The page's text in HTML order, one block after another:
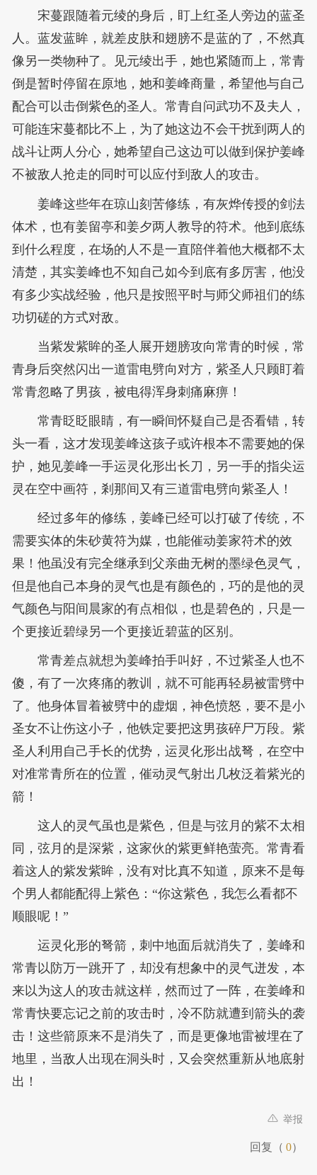
宋蔓跟随着元绫的身后，盯上红圣人旁边的蓝圣
人。蓝发蓝眸，就差皮肤和翅膀不是蓝的了，不然真
像另一类物种了。见元绫出手，她也紧随而上，常青
倒是暂时停留在原地，她和姜峰商量，希望他与自己
配合可以击倒紫色的圣人。常青自问武功不及夫人，
可能连宋蔓都比不上，为了她这边不会干扰到两人的
战斗让两人分心，她希望自己这边可以做到保护姜峰
不被敌人抢走的同时可以应付到敌人的攻击。
姜峰这些年在琼山刻苦修练，有灰烨传授的剑法
体术，也有姜留亭和姜夕两人教导的符术。他到底练
到什么程度，在场的人不是一直陪伴着他大概都不太
清楚，其实姜峰也不知自己如今到底有多厉害，他没
有多少实战经验，他只是按照平时与师父师祖们的练
功切磋的方式对敌。
当紫发紫眸的圣人展开翅膀攻向常青的时候，常
青身后突然闪出一道雷电劈向对方，紫圣人只顾盯着
常青忽略了男孩，被电得浑身刺痛麻痹！
常青眨眨眼睛，有一瞬间怀疑自己是否看错，转
头一看，这才发现姜峰这孩子或许根本不需要她的保
护，她见姜峰一手运灵化形出长刀，另一手的指尖运
灵在空中画符，剎那间又有三道雷电劈向紫圣人！
经过多年的修练，姜峰已经可以打破了传统，不
需要实体的朱砂黄符为媒，也能催动姜家符术的效
果！他虽没有完全继承到父亲曲无树的墨绿色灵气，
但是他自己本身的灵气也是有颜色的，巧的是他的灵
气颜色与阳间晨家的有点相似，也是碧色的，只是一
个更接近碧绿另一个更接近碧蓝的区别。
常青差点就想为姜峰拍手叫好，不过紫圣人也不
傻，有了一次疼痛的教训，就不可能再轻易被雷劈中
了。他身体冒着被劈中的虚烟，神色愤怒，要不是小
圣女不让伤这小子，他铁定要把这男孩碎尸万段。紫
圣人利用自己手长的优势，运灵化形出战弩，在空中
对准常青所在的位置，催动灵气射出几枚泛着紫光的
箭！
这人的灵气虽也是紫色，但是与弦月的紫不太相
同，弦月的是深紫，这家伙的紫更鲜艳萤亮。常青看
着这人的紫发紫眸，没有对比真不知道，原来不是每
个男人都能配得上紫色：“你这紫色，我怎么看都不
顺眼呢！”
运灵化形的弩箭，刺中地面后就消失了，姜峰和
常青以防万一跳开了，却没有想象中的灵气迸发，本
来以为这人的攻击就这样，然而过了一阵，在姜峰和
常青快要忘记之前的攻击时，冷不防就遭到箭头的袭
击！这些箭原来不是消失了，而是更像地雷被埋在了
地里，当敌人出现在洞头时，又会突然重新从地底射
出！
举报
回复（ 0）